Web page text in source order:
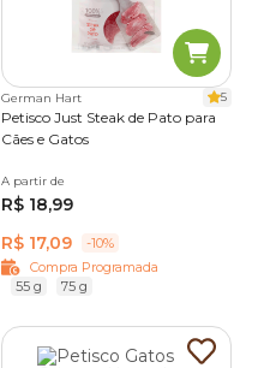
German Hart 5
Petisco Just Steak de Pato para
Cães e Gatos
A partir de
R$ 18,99
R$ 17,09
-10%
Compra Programada
55 g
75 g